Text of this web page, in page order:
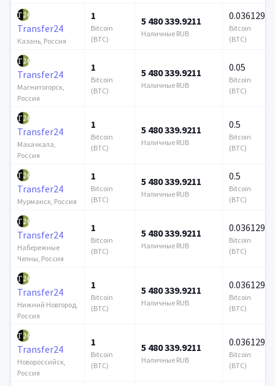
Transfer24
Казань, Россия
1
Bitcoin
(BTC)
5 480 339.9211
Наличные RUB
0.036129
Bitcoin
(BTC)
Transfer24
Магнитогорск,
Россия
1
Bitcoin
(BTC)
5 480 339.9211
Наличные RUB
0.05
Bitcoin
(BTC)
Transfer24
Махачкала,
Россия
1
Bitcoin
(BTC)
5 480 339.9211
Наличные RUB
0.5
Bitcoin
(BTC)
Transfer24
Мурманск, Россия
1
Bitcoin
(BTC)
5 480 339.9211
Наличные RUB
0.5
Bitcoin
(BTC)
Transfer24
Набережные
Челны, Россия
1
Bitcoin
(BTC)
5 480 339.9211
Наличные RUB
0.036129
Bitcoin
(BTC)
Transfer24
Нижний Новгород,
Россия
1
Bitcoin
(BTC)
5 480 339.9211
Наличные RUB
0.036129
Bitcoin
(BTC)
Transfer24
Новороссийск,
Россия
1
Bitcoin
(BTC)
5 480 339.9211
Наличные RUB
0.036129
Bitcoin
(BTC)